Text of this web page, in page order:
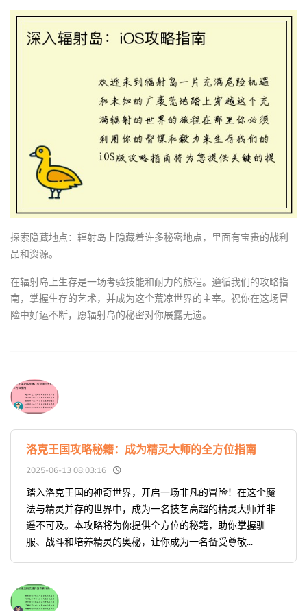
探索隐藏地点：辐射岛上隐藏着许多秘密地点，里面有宝贵的战利
品和资源。
在辐射岛上生存是一场考验技能和耐力的旅程。遵循我们的攻略指
南，掌握生存的艺术，并成为这个荒凉世界的主宰。祝你在这场冒
险中好运不断，愿辐射岛的秘密对你展露无遗。
洛克王国攻略秘籍：成为精灵大师的全方位指南
2025-06-13 08:03:16
踏入洛克王国的神奇世界，开启一场非凡的冒险！在这个魔
法与精灵并存的世界中，成为一名技艺高超的精灵大师并非
遥不可及。本攻略将为你提供全方位的秘籍，助你掌握驯
服、战斗和培养精灵的奥秘，让你成为一名备受尊敬...